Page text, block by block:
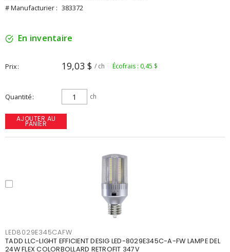
# Manufacturier : 383372
En inventaire
Prix 19,03 $ / ch Écofrais : 0,45 $
Quantité ch
AJOUTER AU
PANIER
LED8029E345CAFW
TADD LLC-LIGHT EFFICIENT DESIG LED-8029E345C-A-FW LAMPE DEL
24W FLEX COLORBOLLARD RETROFIT 347V